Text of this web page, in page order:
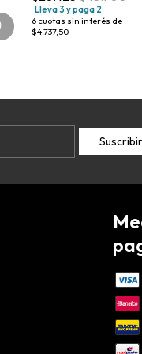
Lleva 3 y paga 2
6 cuotas sin interés de
$4.737,50